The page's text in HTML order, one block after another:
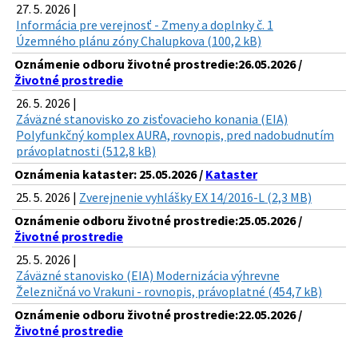
27. 5. 2026 |
Informácia pre verejnosť - Zmeny a doplnky č. 1
Územného plánu zóny Chalupkova (100,2 kB)
Oznámenie odboru životné prostredie:26.05.2026 /
Životné prostredie
26. 5. 2026 |
Záväzné stanovisko zo zisťovacieho konania (EIA)
Polyfunkčný komplex AURA, rovnopis, pred nadobudnutím
právoplatnosti (512,8 kB)
Oznámenia kataster: 25.05.2026 / Kataster
25. 5. 2026 | Zverejnenie vyhlášky EX 14/2016-L (2,3 MB)
Oznámenie odboru životné prostredie:25.05.2026 /
Životné prostredie
25. 5. 2026 |
Záväzné stanovisko (EIA) Modernizácia výhrevne
Železničná vo Vrakuni - rovnopis, právoplatné (454,7 kB)
Oznámenie odboru životné prostredie:22.05.2026 /
Životné prostredie